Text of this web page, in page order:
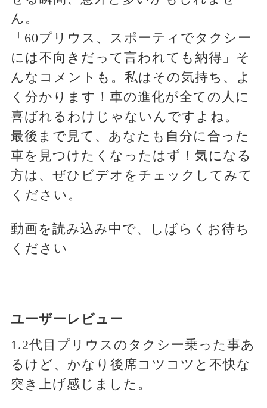
ん。
「60プリウス、スポーティでタクシー
には不向きだって言われても納得」そ
んなコメントも。私はその気持ち、よ
く分かります！車の進化が全ての人に
喜ばれるわけじゃないんですよね。
最後まで見て、あなたも自分に合った
車を見つけたくなったはず！気になる
方は、ぜひビデオをチェックしてみて
ください。
動画を読み込み中で、しばらくお待ち
ください
ユーザーレビュー
1.2代目プリウスのタクシー乗った事あ
るけど、かなり後席コツコツと不快な
突き上げ感じました。